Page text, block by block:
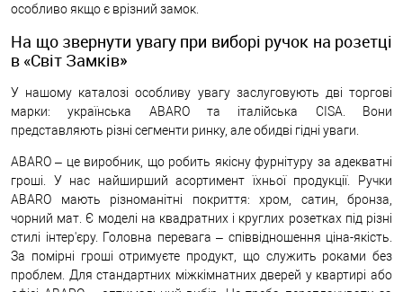
особливо якщо є врізний замок.
На що звернути увагу при виборі ручок на розетці
в «Світ Замків»
У нашому каталозі особливу увагу заслуговують дві торгові
марки: українська ABARO та італійська CISA. Вони
представляють різні сегменти ринку, але обидві гідні уваги.
ABARO – це виробник, що робить якісну фурнітуру за адекватні
гроші. У нас найширший асортимент їхньої продукції. Ручки
ABARO мають різноманітні покриття: хром, сатин, бронза,
чорний мат. Є моделі на квадратних і круглих розетках під різні
стилі інтер'єру. Головна перевага – співвідношення ціна-якість.
За помірні гроші отримуєте продукт, що служить роками без
проблем. Для стандартних міжкімнатних дверей у квартирі або